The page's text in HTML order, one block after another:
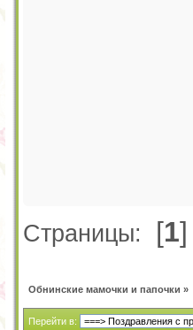
Страницы: [1]
Обнинские мамочки и папочки »
Перейти в: